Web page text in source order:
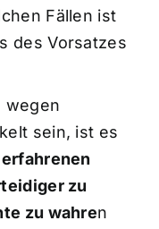
Fällen ist
des Vorsatzes
wegen
sein, ist es
zu
zu wahren